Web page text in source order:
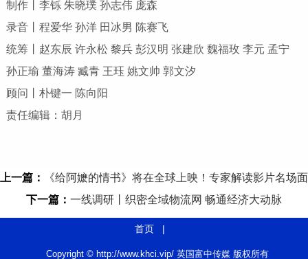
制作丨李铄 朱晓璞 孙志伟 庞森
录音丨程爱华 孙洋 田冰男 陈赛飞
统筹丨赵东辰 许永松 黎兵 彭汉明 张建欣 魏福玫 李元 孟宁
孙正瑜 董海涛 臧青 王珏 姚文帅 郭文汐
顾问丨朴键一 陈向阳
责任编辑：胡月
上一篇：
《给阿嬷的情书》将在全球上映！专家解读影片名场面
下一篇： 一线调研丨织密全域物流网 畅通经济大动脉
首页 |
Copyright © http://www.khci.vip/ 英国富中传媒 版权所有